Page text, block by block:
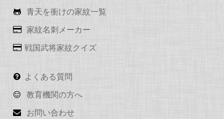
青天を衝けの家紋一覧
家紋名刺メーカー
戦国武将家紋クイズ
よくある質問
教育機関の方へ
お問い合わせ